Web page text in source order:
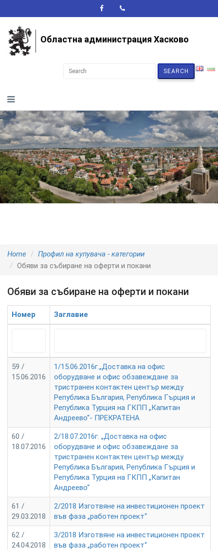
Областна администрация Хасково
SEARCH
Home
Профил на купувача - категории
Обяви за събиране на оферти и покани
Обяви за събиране на оферти и покани
Номер Заглавие
59 /
15.06.2016
1/15.06.2016г.„Доставка на офис
оборудване и офис обзавеждане за
тристранен контактен център между
Република България, Република Гърция и
Република Турция на ГКПП „Капитан
Андреево“- ПРЕКРАТЕНА
60 /
18.07.2016
2/18.07.2016г. „Доставка на офис
оборудване и офис обзавеждане за
тристранен контактен център между
Република България, Република Гърция и
Република Турция на ГКПП „Капитан
Андреево“
61 /
29.03.2018
2/2018 Изготвяне на инвестиционен проект
във фаза „работен проект“
62 /
24.04.2018
3/2018 Изготвяне на инвестиционен проект
във фаза „работен проект“